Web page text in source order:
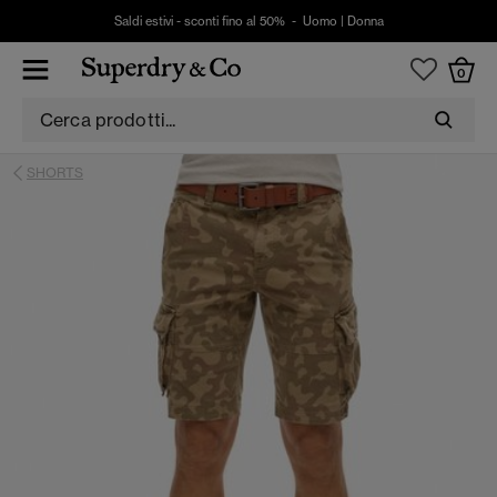
Saldi estivi - sconti fino al 50% - Uomo Donna
0
SHORTS